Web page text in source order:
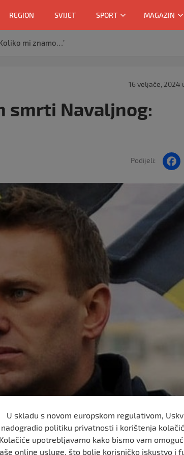
REGION SVIJET SPORT MAGAZIN
mi znamo…’
16 veljače, 2024
smrti Navaljnog:
Podijeli:
U skladu s novom europskom regulativom,
nadogradio politiku privatnosti i korištenja
upotrebljavamo kako bismo vam
online usluge, što bolje korisničko iskustvo i